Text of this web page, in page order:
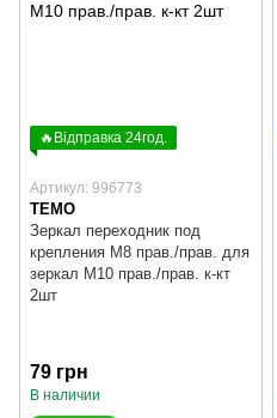
🔥Відправка 24год.
Артикул: 996773
TEMO
Зеркал переходник под
крепления М8 прав./прав. для
зеркал М10 прав./прав. к-кт
2шт
79 грн
В наличии